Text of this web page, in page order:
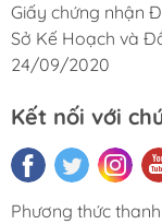
Giấy chứng nhận
Sở Kế Hoạch và
24/09/2020
Kết nối với
Phương thức